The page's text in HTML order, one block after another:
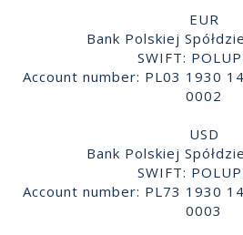
EUR
Bank Polskiej
SWIFT:
Account number: PL03 1930
0002
USD
Bank Polskiej
SWIFT:
Account number: PL73 1930
0003